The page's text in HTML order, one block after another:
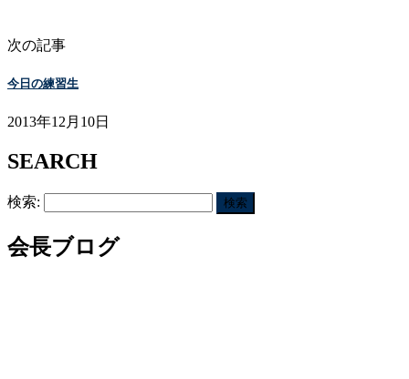
次の記事
今日の練習生
2013年12月10日
SEARCH
検索:
会長ブログ